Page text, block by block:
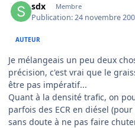
sdx Membre
Publication:24 novembre
AUTEUR
Je mélangeais un peu deux
précision, c'est vrai que le
être pas impératif...
Quant à la densité trafic, on
parfois des ECR en diésel
sans doute à ne pas faire